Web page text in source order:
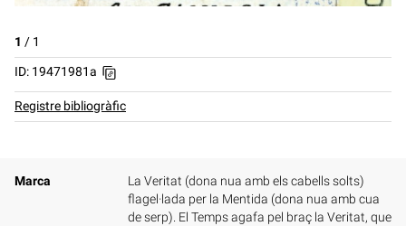
1 / 1
ID: 19471981a
Registre bibliogràfic
Marca
La Veritat (dona nua amb els cabells solts)
flagel·lada per la Mentida (dona nua amb cua
de serp). El Temps agafa pel braç la Veritat, que